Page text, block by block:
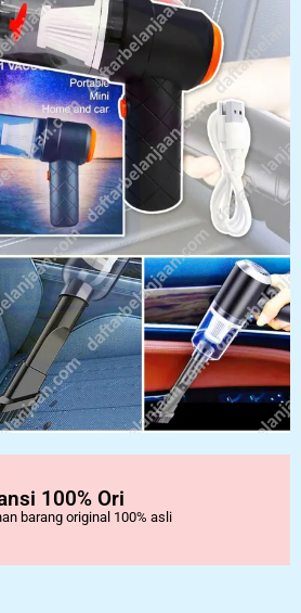
100% Ori
barang original 100% asli